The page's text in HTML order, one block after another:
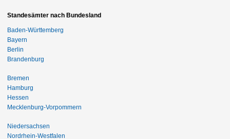
Standesämter nach Bundesland
Baden-Württemberg
Bayern
Berlin
Brandenburg
Bremen
Hamburg
Hessen
Mecklenburg-Vorpommern
Niedersachsen
Nordrhein-Westfalen